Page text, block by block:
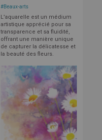
#Beaux-arts
L'aquarelle est un médium
artistique apprécié pour sa
transparence et sa fluidité,
offrant une manière unique
de capturer la délicatesse et
la beauté des fleurs.